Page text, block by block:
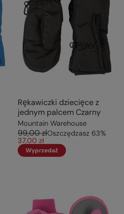
Rękawiczki dziecięce z
jednym palcem Czarny
Mountain Warehouse
99,00 złOszczędzasz 63%
37,00 zł
Wyprzedaż